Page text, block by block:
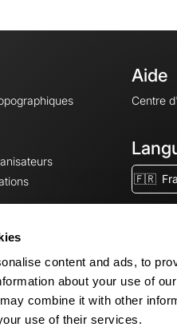
content and ads, to
about your use of
combine it with other
use of their services.
Aide
Centre
🇫🇷